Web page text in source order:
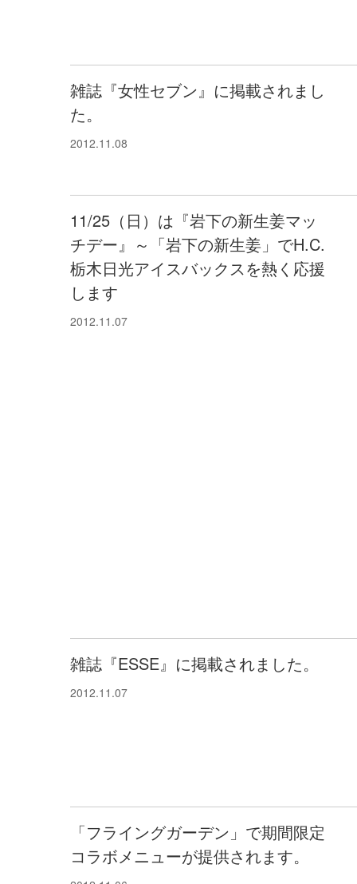
雑誌『女性セブン』に掲載されまし
た。
2012.11.08
11/25（日）は『岩下の新生姜マッ
チデー』～「岩下の新生姜」でH.C.
栃木日光アイスバックスを熱く応援
します
2012.11.07
雑誌『ESSE』に掲載されました。
2012.11.07
「フライングガーデン」で期間限定
コラボメニューが提供されます。